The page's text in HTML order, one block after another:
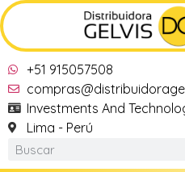
+51 915057508
Investments And
Lima - Perú